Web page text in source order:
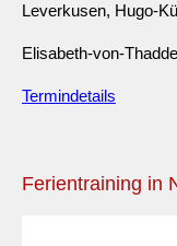
Leverkusen, Hugo-
Elisabeth-von-
Termindetails
Ferientraining in